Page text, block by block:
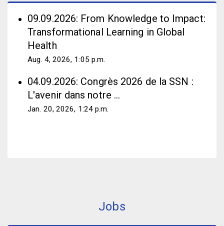
09.09.2026: From Knowledge to Impact:
Transformational Learning in Global
Health
Aug. 4, 2026, 1:05 p.m.
04.09.2026: Congrès 2026 de la SSN :
L'avenir dans notre …
Jan. 20, 2026, 1:24 p.m.
Jobs